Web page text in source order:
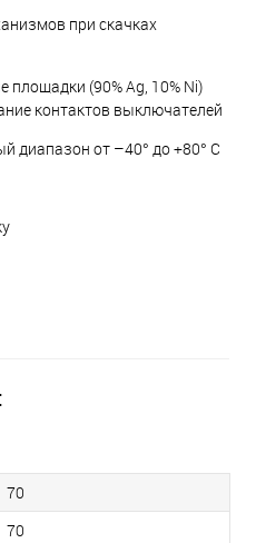
при скачках
площадки (90% Ag, 10% Ni)
контактов выключателей
диапазон от –40° до +80° С
70
70